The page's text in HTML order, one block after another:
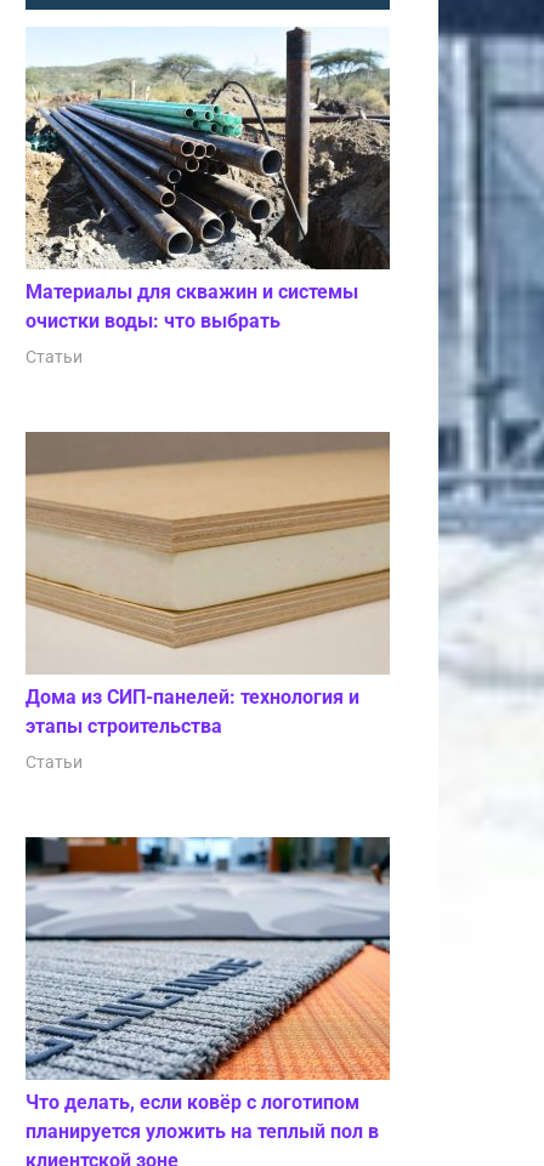
Материалы для скважин и системы
очистки воды: что выбрать
Статьи
Дома из СИП-панелей: технология и
этапы строительства
Статьи
Что делать, если ковёр с логотипом
планируется уложить на теплый пол в
клиентской зоне